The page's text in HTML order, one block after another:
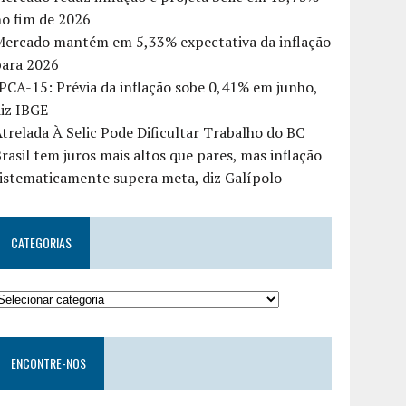
fim de 2026
mantém em 5,33% expectativa da inflação
2026
15: Prévia da inflação sobe 0,41% em junho,
IBGE
À Selic Pode Dificultar Trabalho do BC
tem juros mais altos que pares, mas inflação
supera meta, diz Galípolo
CATEGORIAS
ENCONTRE-NOS